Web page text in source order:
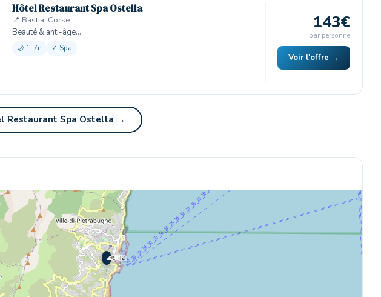
Hôtel Restaurant Spa Ostella
📍 Bastia, Corse
Beauté & anti-âge…
🌙 1-7n ✓ Spa
143€
par personne
Voir l'offre →
Restaurant Spa Ostella →
🌊 Ici